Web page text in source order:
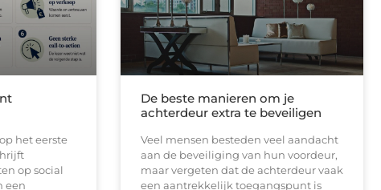
het eerste
op social
een
De beste manieren om je
achterdeur extra te beveiligen
Veel mensen besteden veel aandacht
aan de beveiliging van hun voordeur,
maar vergeten dat de achterdeur vaak
een aantrekkelijk toegangspunt is